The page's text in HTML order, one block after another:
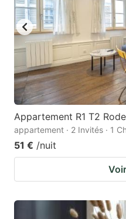
Appartement R1 T2
appartement · 2 Invités · 1
51 € /nuit